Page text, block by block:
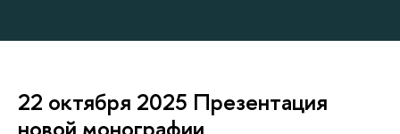
22 октября 2025 Презентация